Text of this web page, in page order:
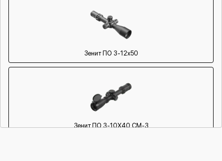
Зенит ПO 3-12x50
Зенит ПО 3-10Х40 СМ-3